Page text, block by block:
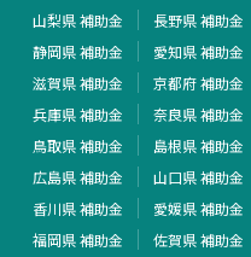
山梨県 補助金
長野県 補助金
静岡県 補助金
愛知県 補助金
滋賀県 補助金
京都府 補助金
兵庫県 補助金
奈良県 補助金
鳥取県 補助金
島根県 補助金
広島県 補助金
山口県 補助金
香川県 補助金
愛媛県 補助金
福岡県 補助金
佐賀県 補助金